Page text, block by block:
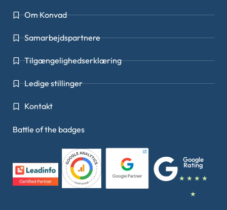
Om Konvad
Samarbejdspartnere
Tilgængelighedserklæring
Ledige stillinger
Kontakt
Battle of the badges
Google
Rating
★ ★ ★ ★
★